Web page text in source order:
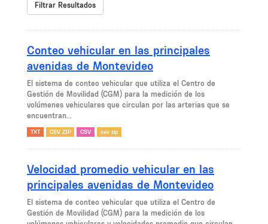
Filtrar Resultados
Conteo vehicular en las principales
avenidas de Montevideo
El sistema de conteo vehicular que utiliza el Centro de
Gestión de Movilidad (CGM) para la medición de los
volúmenes vehiculares que circulan por las arterias que se
encuentran...
TXT CSV ZIP CSV csv zip
Velocidad promedio vehicular en las
principales avenidas de Montevideo
El sistema de conteo vehicular que utiliza el Centro de
Gestión de Movilidad (CGM) para la medición de los